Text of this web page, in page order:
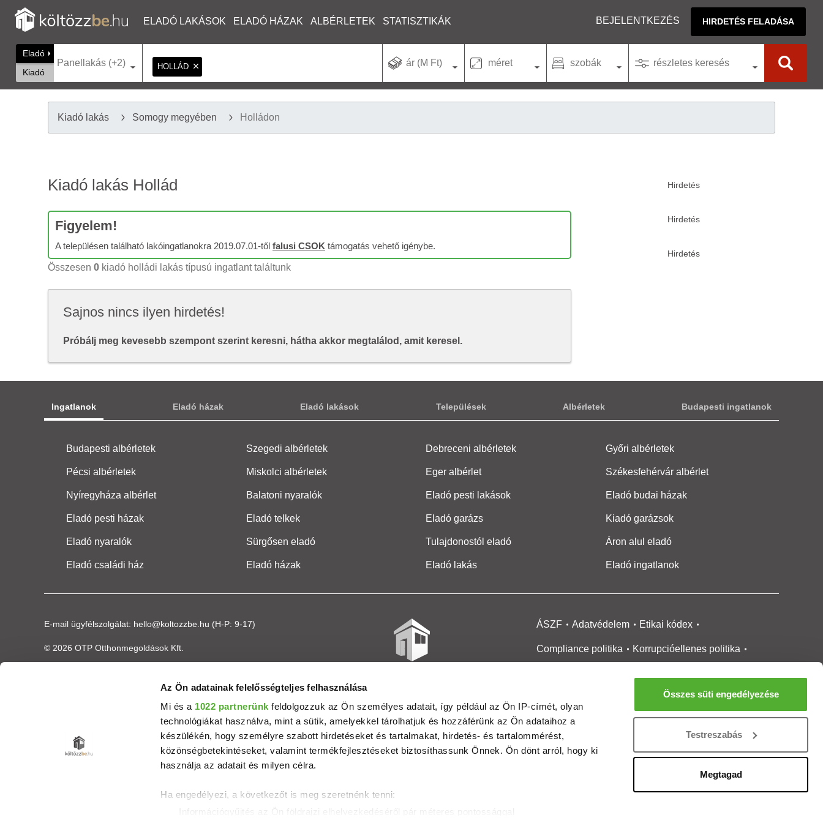
Az Ön adatainak felelősségteljes felhasználása
Mi és a 1022 partnerünk feldolgozzuk az Ön személyes adatait, így például az Ön IP-címét, olyan
technológiákat használva, mint a sütik, amelyekkel tárolhatjuk és hozzáférünk az Ön adataihoz a
készülékén, hogy személyre szabott hirdetéseket és tartalmakat, hirdetés- és tartalommérést,
közönségbetekintéseket, valamint termékfejlesztéseket biztosíthassunk Önnek. Ön dönt arról, hogy ki
használja az adatait és milyen célra.
Ha engedélyezi, a következőt is meg szeretnénk tenni:
Összes süti engedélyezése
Testreszabás
Megtagad
ELADÓ LAKÁSOK ELADÓ HÁZAK ALBÉRLETEK STATISZTIKÁK BEJELENTKEZÉS HIRDETÉS FELADÁSA
Eladó
Kiadó
Panellakás (+2) HOLLÁD ár (M Ft) méret szobák részletes keresés
Kiadó lakás Somogy megyében Holládon
Kiadó lakás Hollád
Figyelem!
A településen található lakóingatlanokra 2019.07.01-től falusi CSOK támogatás vehető igénybe.
Összesen 0 kiadó holládi lakás típusú ingatlant találtunk
Sajnos nincs ilyen hirdetés!
Próbálj meg kevesebb szempont szerint keresni, hátha akkor megtalálod, amit keresel.
Ingatlanok Eladó házak Eladó lakások Települések Albérletek Budapesti ingatlanok
Budapesti albérletek Szegedi albérletek Debreceni albérletek Győri albérletek
Pécsi albérletek Miskolci albérletek Eger albérlet Székesfehérvár albérlet
Nyíregyháza albérlet Balatoni nyaralók Eladó pesti lakások Eladó budai házak
Eladó pesti házak Eladó telkek Eladó garázs Kiadó garázsok
Eladó nyaralók Sürgősen eladó Tulajdonostól eladó Áron alul eladó
Eladó családi ház Eladó házak Eladó lakás Eladó ingatlanok
E-mail ügyfélszolgálat: hello@koltozzbe.hu (H-P: 9-17)
© 2026 OTP Otthonmegoldások Kft.
ÁSZF Adatvédelem Etikai kódex
Compliance politika Korrupcióellenes politika
Médiaajánlat
Ingatlanközvetítőknek
Magánszemélyeknek
Új építésű lakások
Tartalommoderálási jelentés